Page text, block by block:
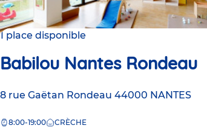
1 place disponible
Babilou Nantes Rondeau
Adresse
la
8 rue Gaëtan Rondeau 44000 NANTES
8:00-19:00 CRÈCHE